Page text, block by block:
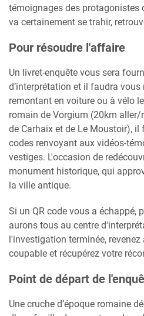
témoignages des protagonistes
va certainement se trahir,
Pour résoudre l'affaire
Un livret-enquête vous sera
d’interprétation et il faudra
remontant en voiture ou à vélo
romain de Vorgium (20km
de Carhaix et de Le Moustoir), il
codes renvoyant aux vidéos-
vestiges. L'occasion de
monument historique, qui
la ville antique.
Si un QR code vous a échappé,
aurons tous au centre
l'investigation terminée,
coupable et récupérez votre
Point de départ de
Une cruche d’époque romaine